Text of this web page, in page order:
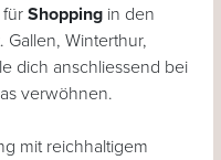
Shopping in den
Gallen, Winterthur,
dich anschliessend bei
verwöhnen.
mit reichhaltigem